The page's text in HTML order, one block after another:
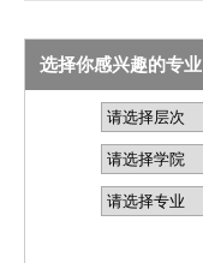
选择你感兴趣的专业